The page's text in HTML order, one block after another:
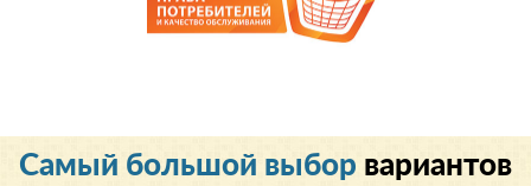
Cамый большой выбор вариантов